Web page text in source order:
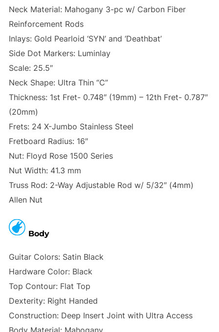
Neck Material: Mahogany 3-pc w/ Carbon Fiber
Reinforcement Rods
Inlays: Gold Pearloid ‘SYN’ and ‘Deathbat’
Side Dot Markers: Luminlay
Scale: 25.5″
Neck Shape: Ultra Thin “C”
Thickness: 1st Fret- 0.748″ (19mm) – 12th Fret- 0.787″
(20mm)
Frets: 24 X-Jumbo Stainless Steel
Fretboard Radius: 16″
Nut: Floyd Rose 1500 Series
Nut Width: 41.3 mm
Truss Rod: 2-Way Adjustable Rod w/ 5/32″ (4mm)
Allen Nut
Body
Guitar Colors: Satin Black
Hardware Color: Black
Top Contour: Flat Top
Dexterity: Right Handed
Construction: Deep Insert Joint with Ultra Access
Body Material: Mahogany